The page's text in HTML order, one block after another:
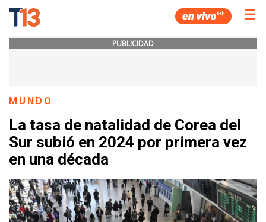
☰
PUBLICIDAD
MUNDO
La tasa de natalidad de Corea del
Sur subió en 2024 por primera vez
en una década